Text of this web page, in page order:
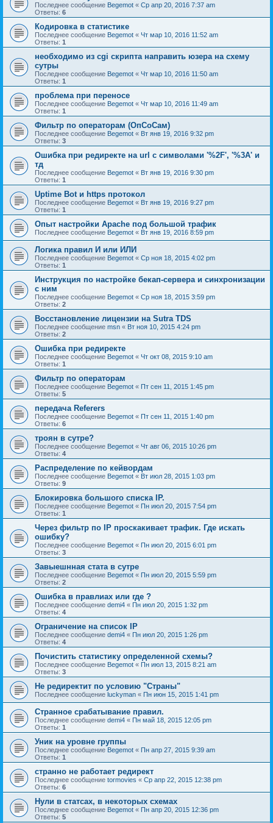
Последнее сообщение Begemot « Ср апр 20, 2016 7:37 am
Ответы: 6
Кодировка в статистике
Последнее сообщение Begemot « Чт мар 10, 2016 11:52 am
Ответы: 1
необходимо из cgi скрипта направить юзера на схему
сутры
Последнее сообщение Begemot « Чт мар 10, 2016 11:50 am
Ответы: 1
проблема при переносе
Последнее сообщение Begemot « Чт мар 10, 2016 11:49 am
Ответы: 1
Фильтр по операторам (ОпСоСам)
Последнее сообщение Begemot « Вт янв 19, 2016 9:32 pm
Ответы: 3
Ошибка при редиректе на url с символами '%2F', '%3А' и
тд
Последнее сообщение Begemot « Вт янв 19, 2016 9:30 pm
Ответы: 1
Uptime Bot и https протокол
Последнее сообщение Begemot « Вт янв 19, 2016 9:27 pm
Ответы: 1
Опыт настройки Apache под большой трафик
Последнее сообщение Begemot « Вт янв 19, 2016 8:59 pm
Логика правил И или ИЛИ
Последнее сообщение Begemot « Ср ноя 18, 2015 4:02 pm
Ответы: 1
Инструкция по настройке бекап-сервера и синхронизации
с ним
Последнее сообщение Begemot « Ср ноя 18, 2015 3:59 pm
Ответы: 2
Восстановление лицензии на Sutra TDS
Последнее сообщение msn « Вт ноя 10, 2015 4:24 pm
Ответы: 2
Ошибка при редиректе
Последнее сообщение Begemot « Чт окт 08, 2015 9:10 am
Ответы: 1
Фильтр по операторам
Последнее сообщение Begemot « Пт сен 11, 2015 1:45 pm
Ответы: 5
передача Referers
Последнее сообщение Begemot « Пт сен 11, 2015 1:40 pm
Ответы: 6
троян в сутре?
Последнее сообщение Begemot « Чт авг 06, 2015 10:26 pm
Ответы: 4
Распределение по кейвордам
Последнее сообщение Begemot « Вт июл 28, 2015 1:03 pm
Ответы: 9
Блокировка большого списка IP.
Последнее сообщение Begemot « Пн июл 20, 2015 7:54 pm
Ответы: 1
Через фильтр по IP проскакивает трафик. Где искать
ошибку?
Последнее сообщение Begemot « Пн июл 20, 2015 6:01 pm
Ответы: 3
Завыешнная стата в сутре
Последнее сообщение Begemot « Пн июл 20, 2015 5:59 pm
Ответы: 2
Ошибка в правлиах или где ?
Последнее сообщение demi4 « Пн июл 20, 2015 1:32 pm
Ответы: 4
Ограничение на список IP
Последнее сообщение demi4 « Пн июл 20, 2015 1:26 pm
Ответы: 4
Почистить статистику определенной схемы?
Последнее сообщение Begemot « Пн июл 13, 2015 8:21 am
Ответы: 3
Не редиректит по условию "Страны"
Последнее сообщение luckyman « Пн июн 15, 2015 1:41 pm
Странное срабатывание правил.
Последнее сообщение demi4 « Пн май 18, 2015 12:05 pm
Ответы: 1
Уник на уровне группы
Последнее сообщение Begemot « Пн апр 27, 2015 9:39 am
Ответы: 1
странно не работает редирект
Последнее сообщение tormovies « Ср апр 22, 2015 12:38 pm
Ответы: 6
Нули в статсах, в некоторых схемах
Последнее сообщение Begemot « Пн апр 20, 2015 12:36 pm
Ответы: 5